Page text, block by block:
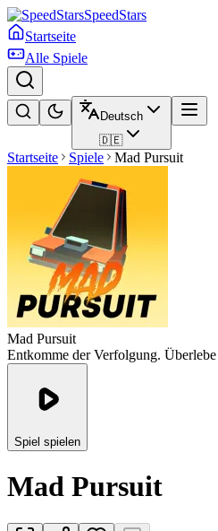
SpeedStars
Startseite
Alle Spiele
Deutsch
🇩🇪
Startseite Spiele Mad Pursuit
Mad Pursuit
Entkomme der Verfolgung. Überlebe
Spiel spielen
Mad Pursuit